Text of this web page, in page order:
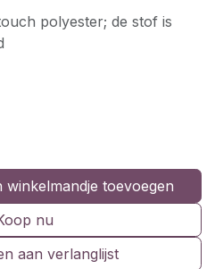
polyester; de stof is
winkelmandje toevoegen
nu
aan verlanglijst